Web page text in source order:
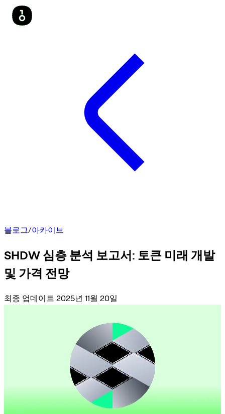
블로그/아카이브
SHDW 심층 분석 보고서: 토큰 미래 개발
및 가격 전망
최종 업데이트 2025년 11월 20일